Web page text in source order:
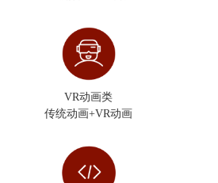
VR动画类
传统动画+VR动画